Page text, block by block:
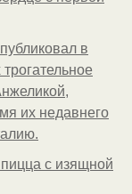
в
их недавнего
с изящной